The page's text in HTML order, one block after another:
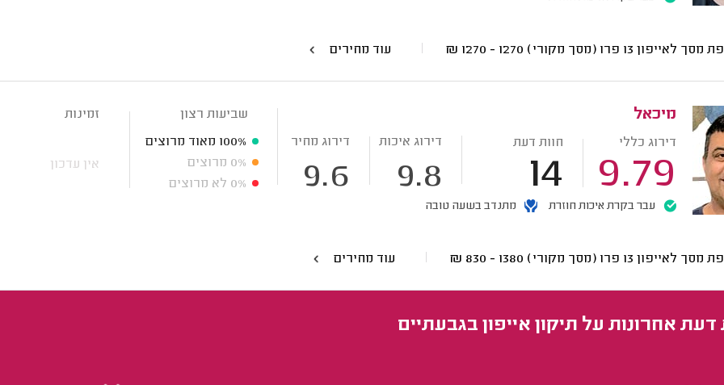
לאייפון 13 פרו (מסך מקורי) 1270 - 1270
₪ עוד מחירים
מיכאל
דירוג כללי
9.79
חוות דעת
14
דירוג איכות
9.8
דירוג מחיר
9.6
עבר בקרת איכות חוזרת מתנדב בשעה טובה
שביעות רצון
100% מאוד מרוצים
0% מרוצים
0% לא מרוצים
זמינות
אין עדכון
לאייפון 13 פרו (מסך מקורי) 1380 - 830
₪ עוד מחירים
דעת אחרונות על תיקון אייפון בגבעתיים